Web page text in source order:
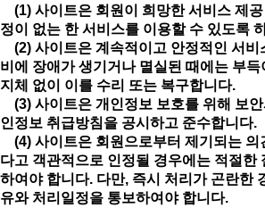
(1) 사이트은 회원이 희망한 서비스 제
정이 없는 한 서비스를 이용할 수 있도록
(2) 사이트은 계속적이고 안정적인 서비
비에 장애가 생기거나 멸실된 때에는 부
지체 없이 이를 수리 또는 복구합니다.
(3) 사이트은 개인정보 보호를 위해 보
인정보 취급방침을 공시하고 준수합니다.
(4) 사이트은 회원으로부터 제기되는 의
다고 객관적으로 인정될 경우에는 적절한
하여야 합니다. 다만, 즉시 처리가 곤란한
유와 처리일정을 통보하여야 합니다.